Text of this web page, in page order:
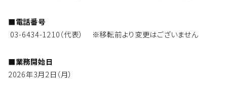
■電話番号
03-6434-1210（代表） ※移転前より変更はございません
■業務開始日
2026年3月2日（月）